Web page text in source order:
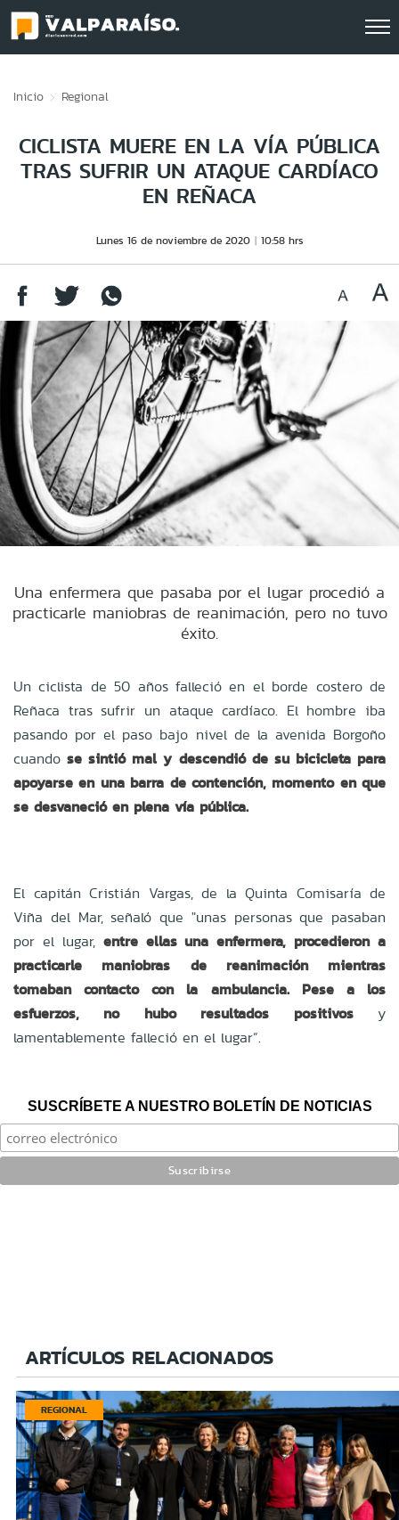
Inicio Regional
CICLISTA MUERE EN LA VÍA PÚBLICA
TRAS SUFRIR UN ATAQUE CARDÍACO
EN REÑACA
Lunes 16 de noviembre de 2020 10:58 hrs
Una enfermera que pasaba por el lugar procedió a
practicarle maniobras de reanimación, pero no tuvo
éxito.
Un ciclista de 50 años falleció en el borde costero de
Reñaca tras sufrir un ataque cardíaco. El hombre iba
pasando por el paso bajo nivel de la avenida Borgoño
cuandose sintió mal y descendió de su bicicleta para
apoyarse en una barra de contención, momento en que
se desvaneció en plena vía pública.
El capitán Cristián Vargas, de la Quinta Comisaría de
Viña del Mar, señaló que "unas personas que pasaban
por el lugar, entre ellas una enfermera, procedieron a
practicarle maniobras de reanimación mientras
tomaban contacto con la ambulancia. Pese a los
esfuerzos, no hubo resultados positivosy
lamentablemente falleció en el lugar”.
SUSCRÍBETE A NUESTRO BOLETÍN DE NOTICIAS
ARTÍCULOS RELACIONADOS
REGIONAL